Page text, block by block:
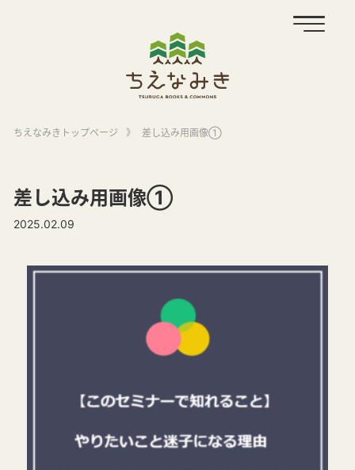
ちえなみきトップページ 》 差し込み用画像①
差し込み用画像①
2025.02.09